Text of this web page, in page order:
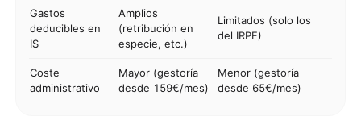
Gastos
deducibles en
IS
Amplios
(retribución en
especie, etc.)
Limitados (solo los
del IRPF)
Coste
administrativo
Mayor (gestoría
desde 159€/mes)
Menor (gestoría
desde 65€/mes)